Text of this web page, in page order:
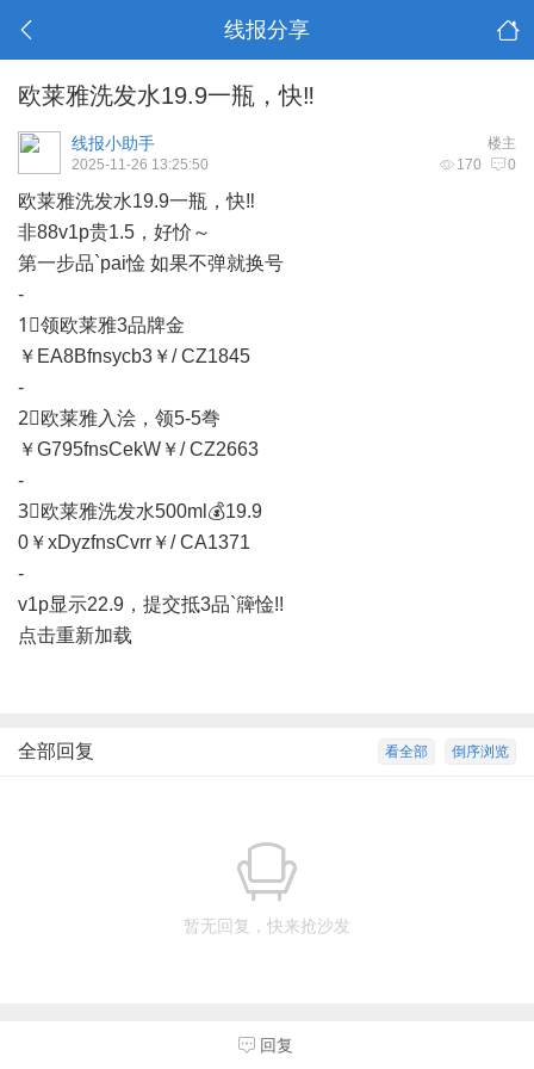
线报分享
欧莱雅洗发水19.9一瓶，快‼️
楼主
线报小助手
170 0
2025-11-26 13:25:50
欧莱雅洗发水19.9一瓶，快‼️
非88v1p贵1.5，好忦～
第一步品`pai惍 如果不弹就换号
-
1⃣领欧莱雅3品牌金
￥EA8Bfnsycb3￥/ CZ1845
-
2⃣欧莱雅入浍，领5-5弮
￥G795fnsCekW￥/ CZ2663
-
3⃣欧莱雅洗发水500ml💰19.9
0￥xDyzfnsCvrr￥/ CA1371
-
v1p显示22.9，提交抵3品`簰惍!!
点击重新加载
倒序浏览
看全部
全部回复
暂无回复，快来抢沙发
回复